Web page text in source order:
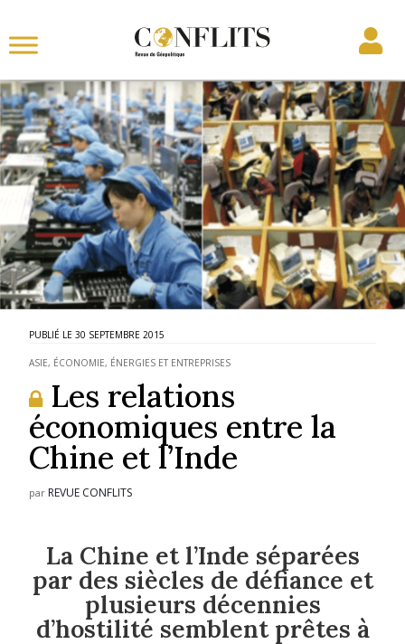
30 SEPTEMBRE 2015
ASIE, ÉCONOMIE, ÉNERGIES ET ENTREPRISES
Les relations
économiques entre la
Chine et l’Inde
par REVUE CONFLITS
La Chine et l’Inde séparées
par des siècles de défiance et
plusieurs décennies
d’hostilité semblent prêtes à